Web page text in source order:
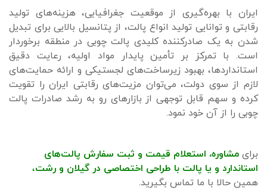
ایران با بهره‌گیری از موقعیت جغرافیایی، هزینه‌های تولید
رقابتی و توانایی تولید انواع پالت، از پتانسیل بالایی برای تبدیل
شدن به یک صادرکننده کلیدی پالت چوبی در منطقه برخوردار
است. با تمرکز بر تأمین پایدار مواد اولیه، رعایت دقیق
استانداردها، بهبود زیرساخت‌های لجستیکی و ارائه حمایت‌های
لازم از سوی دولت، می‌توان مزیت‌های رقابتی ایران را تقویت
کرده و سهم قابل توجهی از بازارهای رو به رشد صادرات پالت
چوبی را از آن خود نمود.
برای مشاوره، استعلام قیمت و ثبت سفارش پالت‌های
استاندارد و یا پالت با طراحی اختصاصی در گیلان و رشت،
همین حالا با ما تماس بگیرید.